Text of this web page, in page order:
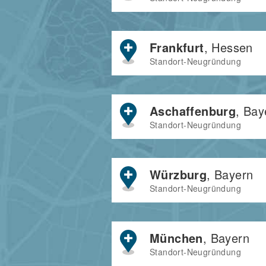
Frankfurt, Hessen
Standort-Neugründung
Aschaffenburg,
Standort-Neugründung
Würzburg, Bayern
Standort-Neugründung
München, Bayern
Standort-Neugründung